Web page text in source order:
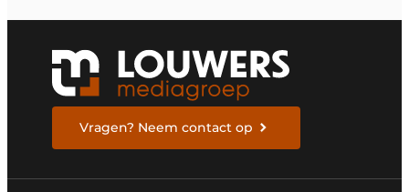
Vragen? Neem contact op